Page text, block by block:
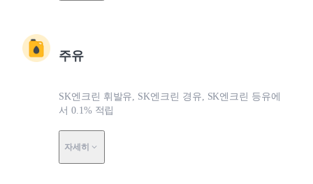
주유
SK엔크린 휘발유, SK엔크린 경유, SK엔크린 등유에
서 0.1% 적립
자세히